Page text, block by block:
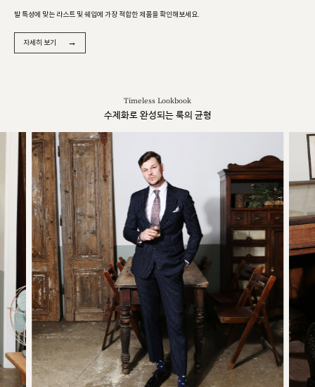
발 특성에 맞는 라스트 및 쉐입에 가장 적합한 제품을 확인해보세요.
자세히 보기 →
Timeless Lookbook
수제화로 완성되는 룩의 균형